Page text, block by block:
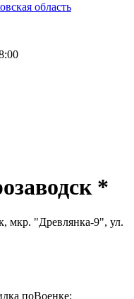
область
*
мкр. "Древлянка-9", ул.
поВоенке: